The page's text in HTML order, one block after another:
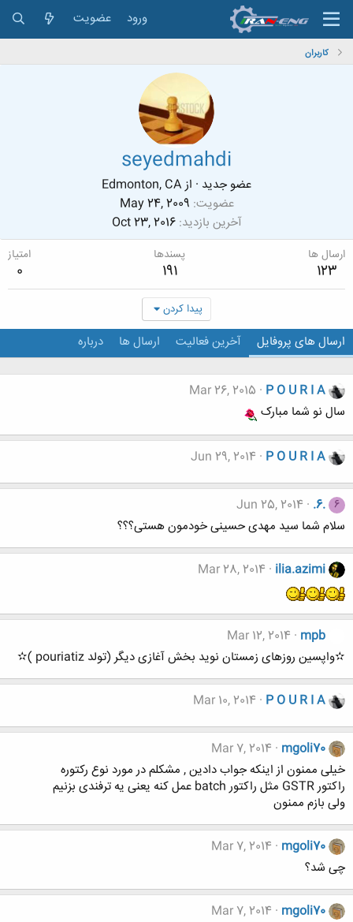
ورود عضویت
کاربران
seyedmahdi
عضو جدید · از Edmonton, CA
عضویت May 24, 2009
آخرین بازدید Oct 23, 2016
ارسال ها
123
پسندها
191
امتیاز
0
پیدا کردن
ارسال های پروفایل آخرین فعالیت ارسال ها درباره
P O U R I A
Mar 26, 2015
سال نو شما مبارک
P O U R I A
Jun 29, 2014
6
.6.
Jun 25, 2014
سلام شما سید مهدی حسینی خودمون هستی؟؟؟
ilia.azimi
Mar 28, 2014
mpb
Mar 12, 2014
✫واپسین روزهای زمستان نوید بخش آغازی دیگر (تولد pouriatiz )✫
P O U R I A
Mar 10, 2014
mgoli70
Mar 7, 2014
خیلی ممنون از اینکه جواب دادین , مشکلم در مورد نوع رکتوره
راکتور GSTR مثل راکتور batch عمل کنه یعنی یه ترفندی بزنیم
ولی بازم ممنون
mgoli70
Mar 7, 2014
چی شد؟
mgoli70
Mar 7, 2014